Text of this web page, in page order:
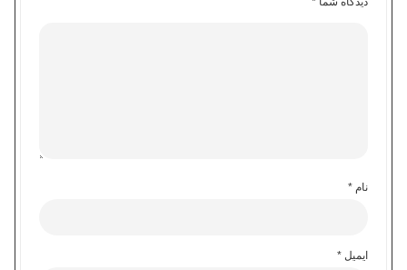
نام *
ایمیل *